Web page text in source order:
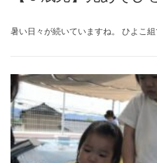
暑い日々が続いていますね。 ひよこ